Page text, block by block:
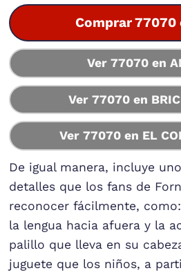
Comprar 77070
Ver 77070 en
Ver 77070 en
Ver 77070 en EL
De igual manera, incluye
detalles que los fans de
reconocer fácilmente,
la lengua hacia afuera y la
palillo que lleva en su
juguete que los niños, a